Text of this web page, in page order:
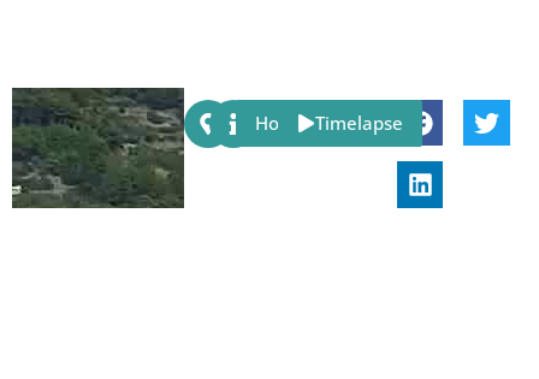
Share:
Host Timelapse